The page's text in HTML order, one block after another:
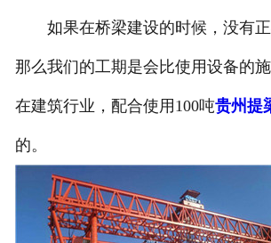
如果在桥梁建设的时候，没有正
那么我们的工期是会比使用设备的
在建筑行业，配合使用100吨贵州提
的。